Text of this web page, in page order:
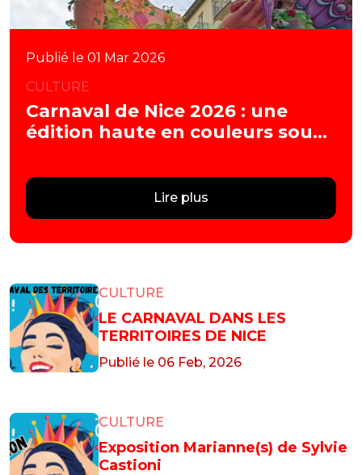
Publié le 01 Mar 2026
CULTURE
Carnaval de Nice 2026 : une
édition haute en couleurs sous
Lire plus
CULTURE
LE CARNAVAL DANS LES
TERRITOIRES DE NICE
Publié le 06 Feb, 2026
CULTURE
Exposition Marianne(s) de Sylvie
Castioni